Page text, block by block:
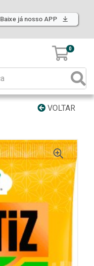
Baixe já nosso APP
0
VOLTAR